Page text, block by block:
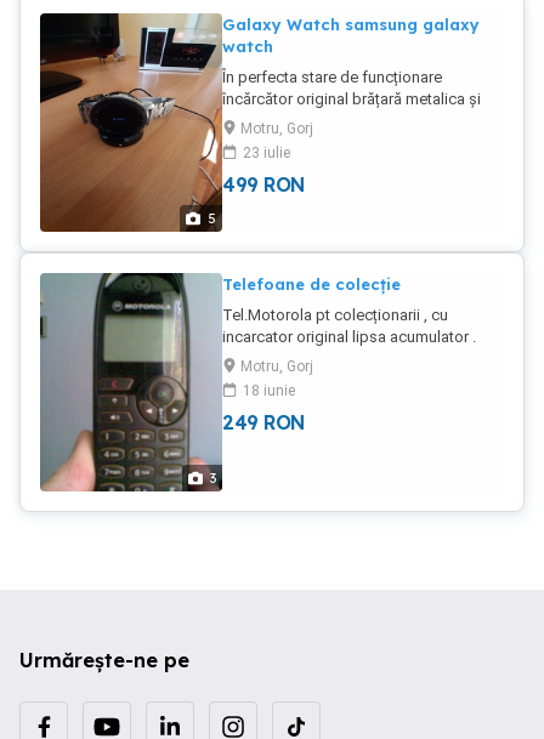
5
Galaxy Watch samsung galaxy
watch
În perfecta stare de funcționare
încărcător original brățară metalica și
dispozitiv de reglaj plus minus în funcție
de situație
Motru, Gorj
23 iulie
499 RON
3
Telefoane de colecție
Tel.Motorola pt colecționarii , cu
incarcator original lipsa acumulator .
Motru, Gorj
18 iunie
249 RON
Urmărește-ne pe